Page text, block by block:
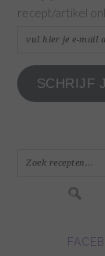
recept/artikel
vul
je
e-
SCHRIJF